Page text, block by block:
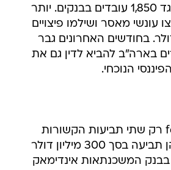
ולתביעות פליליות נגד 1,850 עובדים בבנקים. יותר
ריצו עונשי מאסר ושילמו פיצויים
דולר. בחודשים האחרונים גבר
בארה"ב להביא לדין גם את
הנוכחי.
עד כה, הגיש ה-fdic רק שתי תביעות הקשורות
לקריסות בנקים, בהן תביעה בסך 300 מיליון דולר
בבנק המשכנתאות אינדימאק